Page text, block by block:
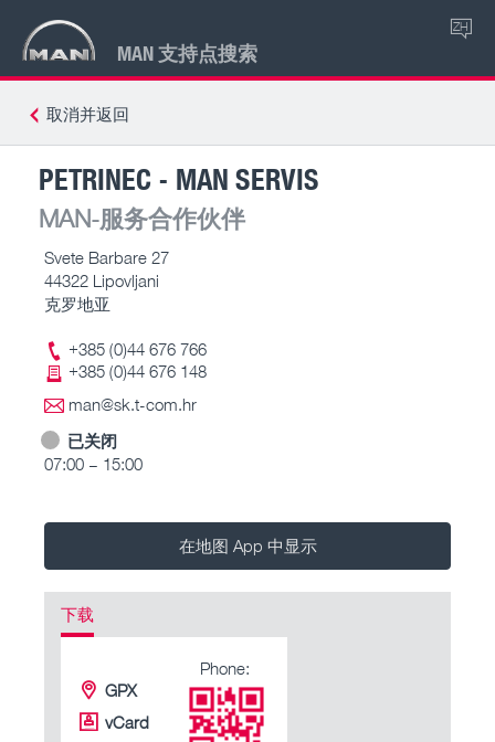
MAN 支持点搜索
ZH
取消并返回
PETRINEC - MAN SERVIS
MAN-服务合作伙伴
Svete Barbare 27
44322 Lipovljani
克罗地亚
+385 (0)44 676 766
+385 (0)44 676 148
man@sk.t-com.hr
已关闭
07:00 – 15:00
在地图 App 中显示
下载
GPX
vCard
Phone: